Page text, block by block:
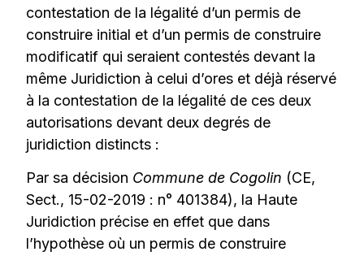
contestation de la légalité d’un permis de
construire initial et d’un permis de construire
modificatif qui seraient contestés devant la
même Juridiction à celui d’ores et déjà réservé
à la contestation de la légalité de ces deux
autorisations devant deux degrés de
juridiction distincts :
Par sa décision Commune de Cogolin (CE,
Sect., 15-02-2019 : n° 401384), la Haute
Juridiction précise en effet que dans
l’hypothèse où un permis de construire